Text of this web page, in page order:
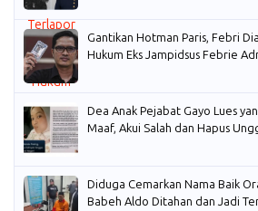
Gantikan Hotman Paris, Febri
Hukum Eks Jampidsus Febrie
Dea Anak Pejabat Gayo Lues
Maaf, Akui Salah dan Hapus
Diduga Cemarkan Nama Baik
Babeh Aldo Ditahan dan Jadi